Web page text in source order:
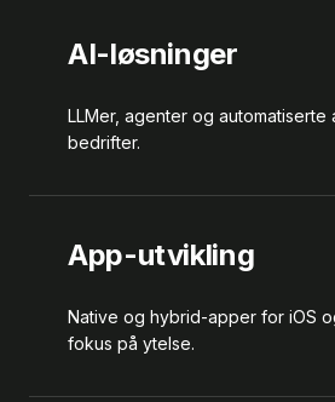
AI-løsninger
LLMer, agenter og
bedrifter.
App-utvikling
Native og hybrid-apper for iOS
fokus på ytelse.